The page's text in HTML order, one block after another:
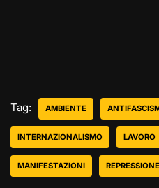
Tag: AMBIENTE
INTERNAZIONALISMO LAVORO
MANIFESTAZIONI REPRESSIONE